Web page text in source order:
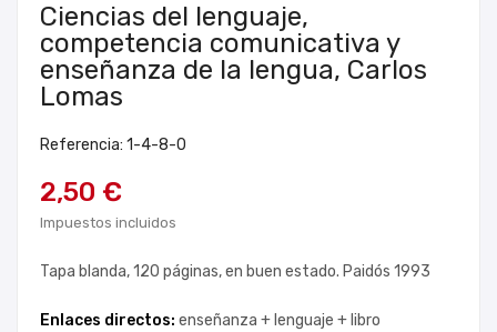
Ciencias del lenguaje,
competencia comunicativa y
enseñanza de la lengua, Carlos
Lomas
Referencia: 1-4-8-0
2,50 €
Impuestos incluidos
Tapa blanda, 120 páginas, en buen estado. Paidós 1993
Enlaces directos: enseñanza + lenguaje + libro